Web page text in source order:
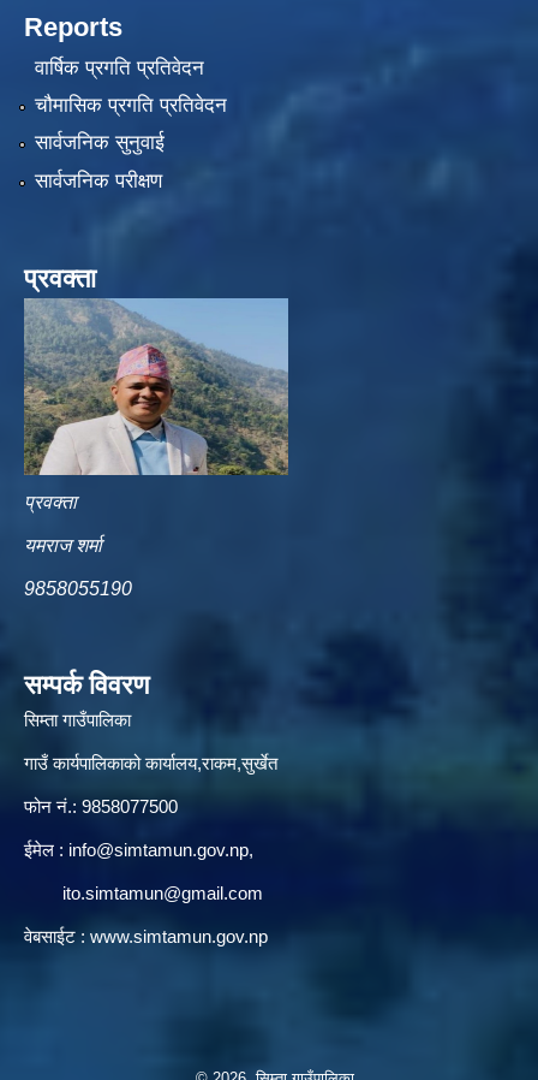
Reports
वार्षिक प्रगति प्रतिवेदन
चौमासिक प्रगति प्रतिवेदन
सार्वजनिक सुनुवाई
सार्वजनिक परीक्षण
प्रवक्ता
प्रवक्ता
यमराज शर्मा
9858055190
सम्पर्क विवरण
सिम्ता गाउँपालिका
गाउँ कार्यपालिकाको कार्यालय,राकम,सुर्खेत
फोन नं.: 9858077500
ईमेल‌ : info@simtamun.gov.np,
ito.simtamun@gmail.com
वेबसाईट : www.simtamun.gov.np